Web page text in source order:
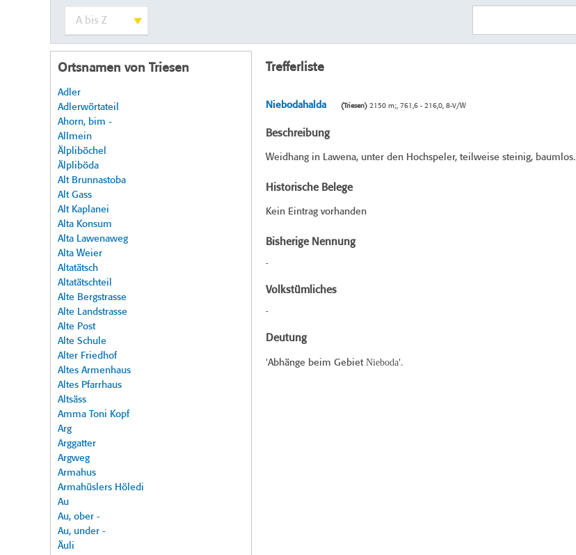
Ortsnamen von Triesen
Adler
Adlerwörtateil
Ahorn, bim -
Allmein
Älpliböchel
Älpliböda
Alt Brunnastoba
Alt Gass
Alt Kaplanei
Alta Konsum
Alta Lawenaweg
Alta Weier
Altatätsch
Altatätschteil
Alte Bergstrasse
Alte Landstrasse
Alte Post
Alte Schule
Alter Friedhof
Altes Armenhaus
Altes Pfarrhaus
Altsäss
Amma Toni Kopf
Arg
Arggatter
Argweg
Armahus
Armahüslers Höledi
Au
Au, ober -
Au, under -
Äuli
Trefferliste
Niebodahalda (Triesen)2150 m;, 761,6 - 216,0, 8-V/W
Beschreibung
Weidhang in Lawena, unter den Hochspeler, teilweise steinig, baumlos.
Historische Belege
Kein Eintrag vorhanden
Bisherige Nennung
-
Volkstümliches
-
Deutung
'Abhänge beim Gebiet Nieboda'.